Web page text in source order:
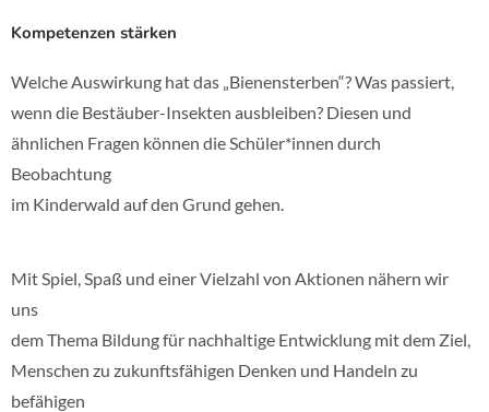
Kompetenzen stärken
Welche Auswirkung hat das „Bienensterben“? Was passiert,
wenn die Bestäuber-Insekten ausbleiben? Diesen und
ähnlichen Fragen können die Schüler*innen durch
Beobachtung
im Kinderwald auf den Grund gehen.
Mit Spiel, Spaß und einer Vielzahl von Aktionen nähern wir
uns
dem Thema Bildung für nachhaltige Entwicklung mit dem Ziel,
Menschen zu zukunftsfähigen Denken und Handeln zu
befähigen